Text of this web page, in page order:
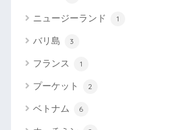
ニュージーランド 1
バリ島 3
フランス 1
プーケット 2
ベトナム 6